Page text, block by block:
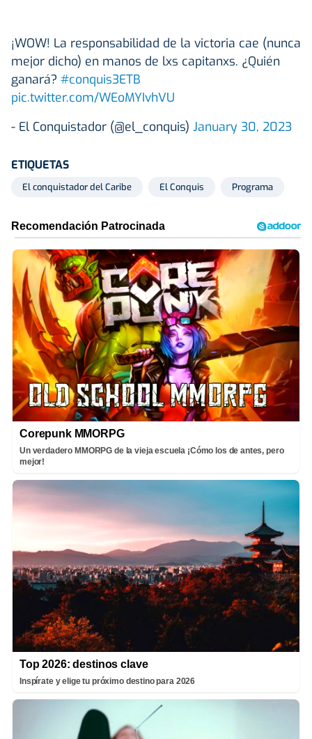
¡WOW! La responsabilidad de la victoria cae (nunca
mejor dicho) en manos de lxs capitanxs. ¿Quién
ganará? #conquis3ETB
pic.twitter.com/WEoMYIvhVU
- El Conquistador (@el_conquis) January 30, 2023
ETIQUETAS
El conquistador del Caribe El Conquis Programa
Corepunk MMORPG
Un verdadero MMORPG de la vieja escuela ¡Cómo los de antes, pero
mejor!
Top 2026: destinos clave
Inspírate y elige tu próximo destino para 2026